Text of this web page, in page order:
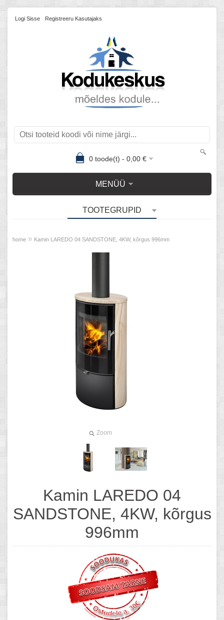
Logi Sisse Registreeru Kasutajaks
0toode(t) - 0,00€
MENÜÜ
TOOTEGRUPID
home » Kamin LAREDO 04 SANDSTONE, 4KW, kõrgus 996mm
Zoom
Kamin LAREDO 04
SANDSTONE, 4KW, kõrgus
996mm